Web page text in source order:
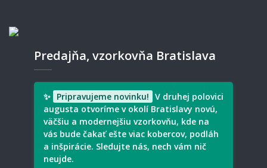
Predajňa, vzorkovňa Bratislava
✨ Pripravujeme novinku! V druhej polovici
augusta otvoríme v okolí Bratislavy novú,
väčšiu a modernejšiu vzorkovňu, kde na
vás bude čakať ešte viac kobercov, podláh
a inšpirácie. Sledujte nás, nech vám nič
neujde.